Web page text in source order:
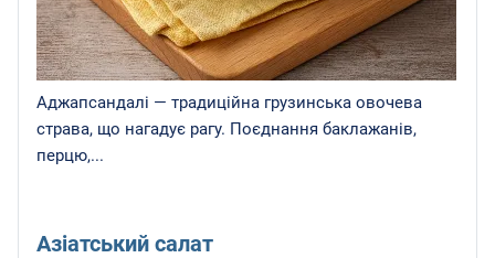
Аджапсандалі — традиційна грузинська овочева
страва, що нагадує рагу. Поєднання баклажанів,
перцю,...
Азіатський салат